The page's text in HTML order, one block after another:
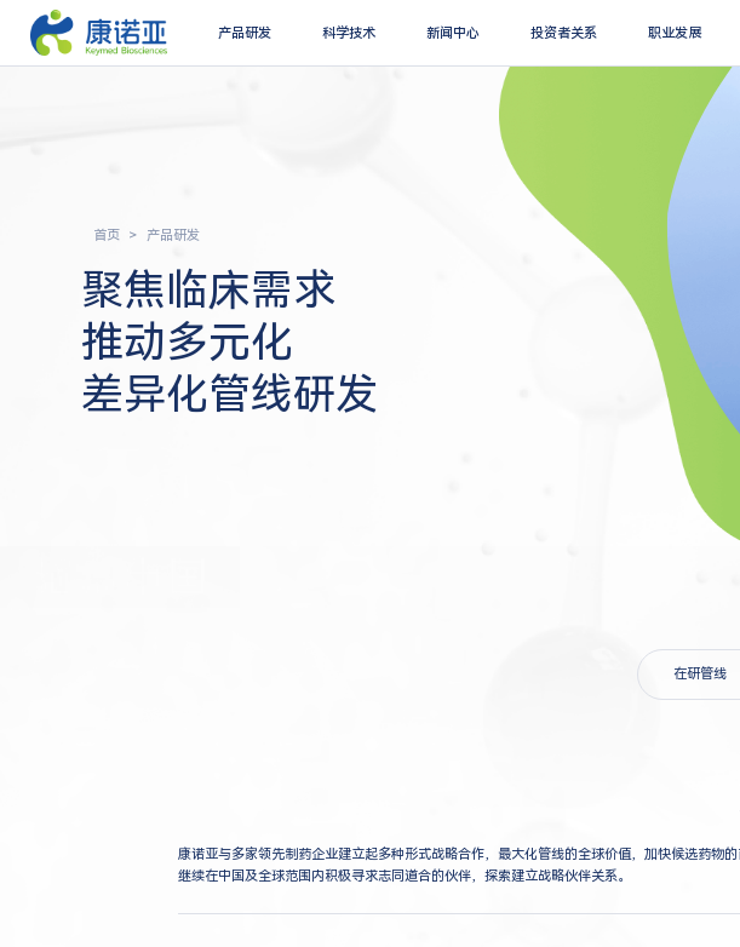
产品研发 科学技术 新闻中心 投资者关系 职业发展
首页 产品研发
聚焦临床需求
推动多元化
差异化管线研发
在研管线
康诺亚与多家领先制药企业建立起多种形式战略合作，最大化管线的全球价值，加快候选药物
继续在中国及全球范围内积极寻求志同道合的伙伴，探索建立战略伙伴关系。